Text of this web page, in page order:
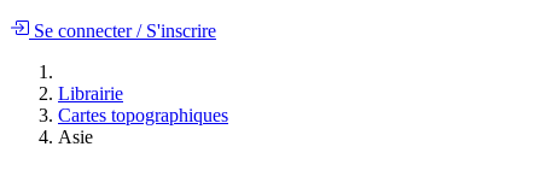
Se connecter/S'inscrire
Librairie
Cartes topographiques
Asie